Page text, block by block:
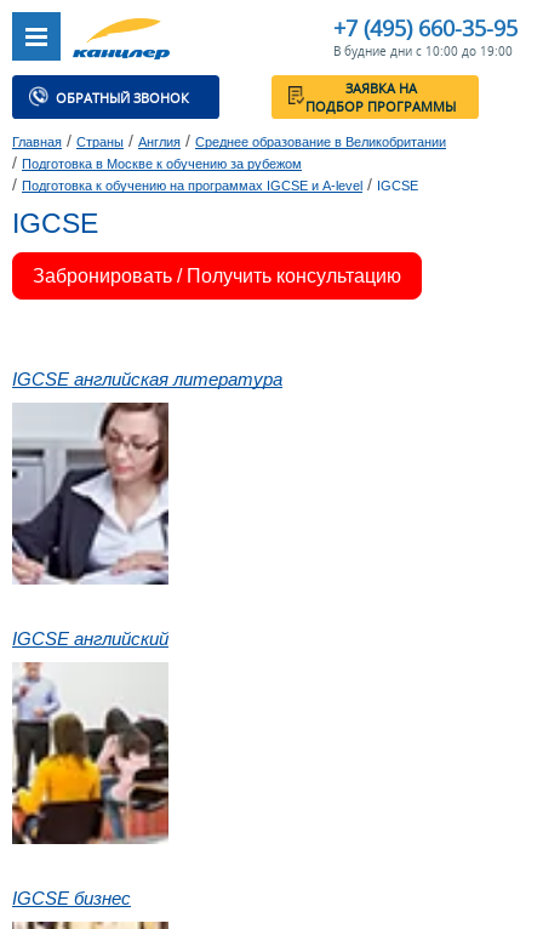
+7 (495) 660-35-95
В будние дни с 10:00 до 19:00
ОБРАТНЫЙ ЗВОНОК
ЗАЯВКА НА
ПОДБОР ПРОГРАММЫ
Главная / Страны / Англия / Среднее образование в Великобритании
/ Подготовка в Москве к обучению за рубежом
/ Подготовка к обучению на программах IGCSE и A-level / IGCSE
IGCSE
Забронировать / Получить консультацию
IGCSE английская литература
IGCSE английский
IGCSE бизнес